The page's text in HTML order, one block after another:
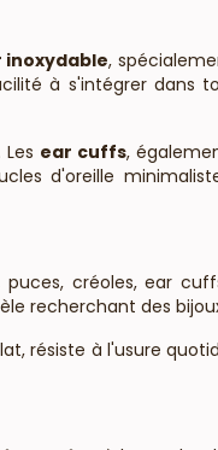
,
à s'intégrer dans
ear cuffs,
d'oreille
créoles, ear
recherchant des
résiste à l'usure